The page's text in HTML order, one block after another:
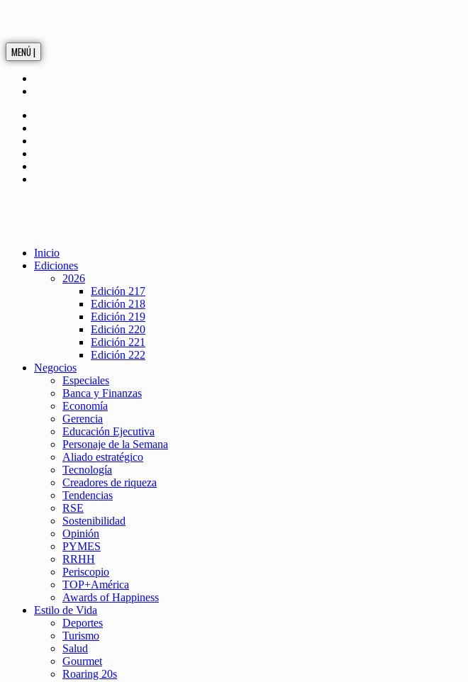
MENÚ |
Inicio
Ediciones
2026
Edición 217
Edición 218
Edición 219
Edición 220
Edición 221
Edición 222
Negocios
Especiales
Banca y Finanzas
Economía
Gerencia
Educación Ejecutiva
Personaje de la Semana
Aliado estratégico
Tecnología
Creadores de riqueza
Tendencias
RSE
Sostenibilidad
Opinión
PYMES
RRHH
Periscopio
TOP+América
Awards of Happiness
Estilo de Vida
Deportes
Turismo
Salud
Gourmet
Roaring 20s